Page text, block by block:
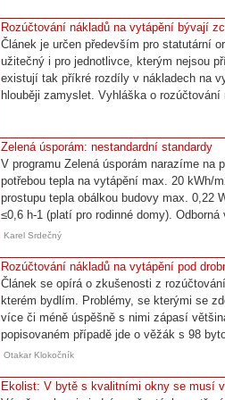
Rozúčtování nákladů na vytápění bývají
Článek je určen především pro statutární
užitečný i pro jednotlivce, kterým nejsou
existují tak příkré rozdíly v nákladech na
hlouběji zamyslet. Vyhláška o rozúčtování
Zelená úsporám: nestandardní standardy
V programu Zelená úsporám narazíme na
potřebou tepla na vytápění max. 20 kWh/
prostupu tepla obálkou budovy max. 0,22
≤0,6 h-1 (platí pro rodinné domy). Odborná
Karel Srdečný
Rozúčtování nákladů na vytápění pod
Článek se opírá o zkušenosti z
kterém bydlím. Problémy, se kterými se
více či méně úspěšně s nimi zápasí
popisovaném případě jde o věžák s 98
Otakar Klokočník
Ekolist: V bytě s kvalitními okny se musí